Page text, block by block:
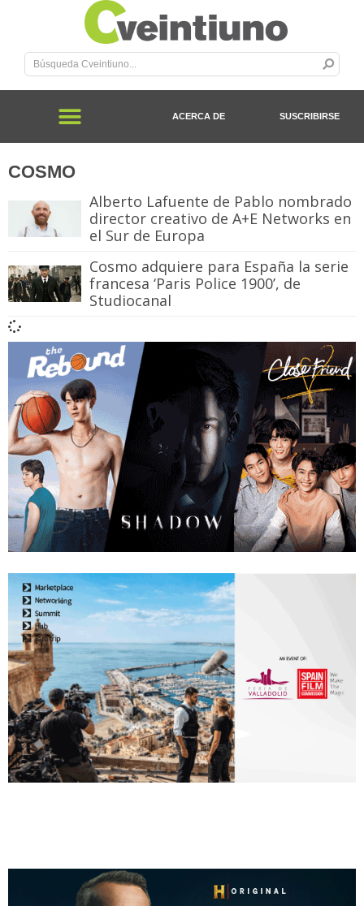
ACERCA DE SUSCRIBIRSE
COSMO
Alberto Lafuente de Pablo nombrado
director creativo de A+E Networks en
el Sur de Europa
Cosmo adquiere para España la serie
francesa ‘Paris Police 1900’, de
Studiocanal